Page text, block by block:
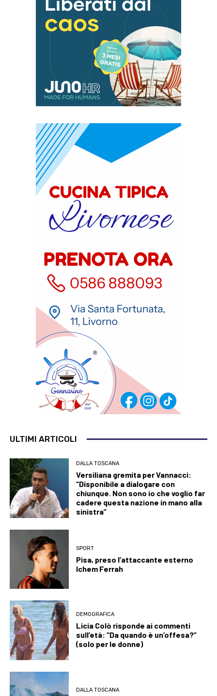
ULTIMI ARTICOLI
DALLA TOSCANA
Versiliana gremita per Vannacci:
“Disponibile a dialogare con
chiunque. Non sono io che voglio far
cadere questa nazione in mano alla
sinistra”
SPORT
Pisa, preso l’attaccante esterno
Ichem Ferrah
DEMOGRAFICA
Licia Colò risponde ai commenti
sull’età: “Da quando è un’offesa?”
(solo per le donne)
DALLA TOSCANA